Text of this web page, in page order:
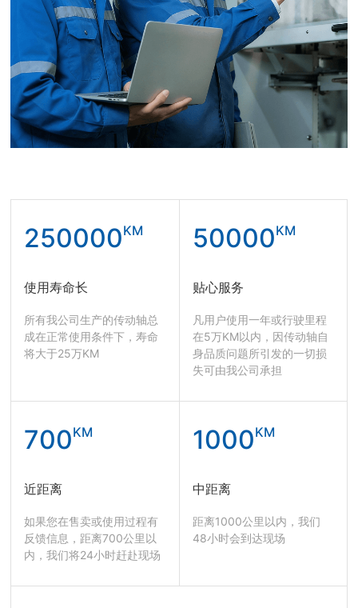
250000KM
使用寿命长
所有我公司生产的传动轴总
成在正常使用条件下，寿命
将大于25万KM
50000KM
贴心服务
凡用户使用一年或行驶里程
在5万KM以内，因传动轴自
身品质问题所引发的一切损
失可由我公司承担
700KM
近距离
如果您在售卖或使用过程有
反馈信息，距离700公里以
内，我们将24小时赶赴现场
1000KM
中距离
距离1000公里以内，我们
48小时会到达现场